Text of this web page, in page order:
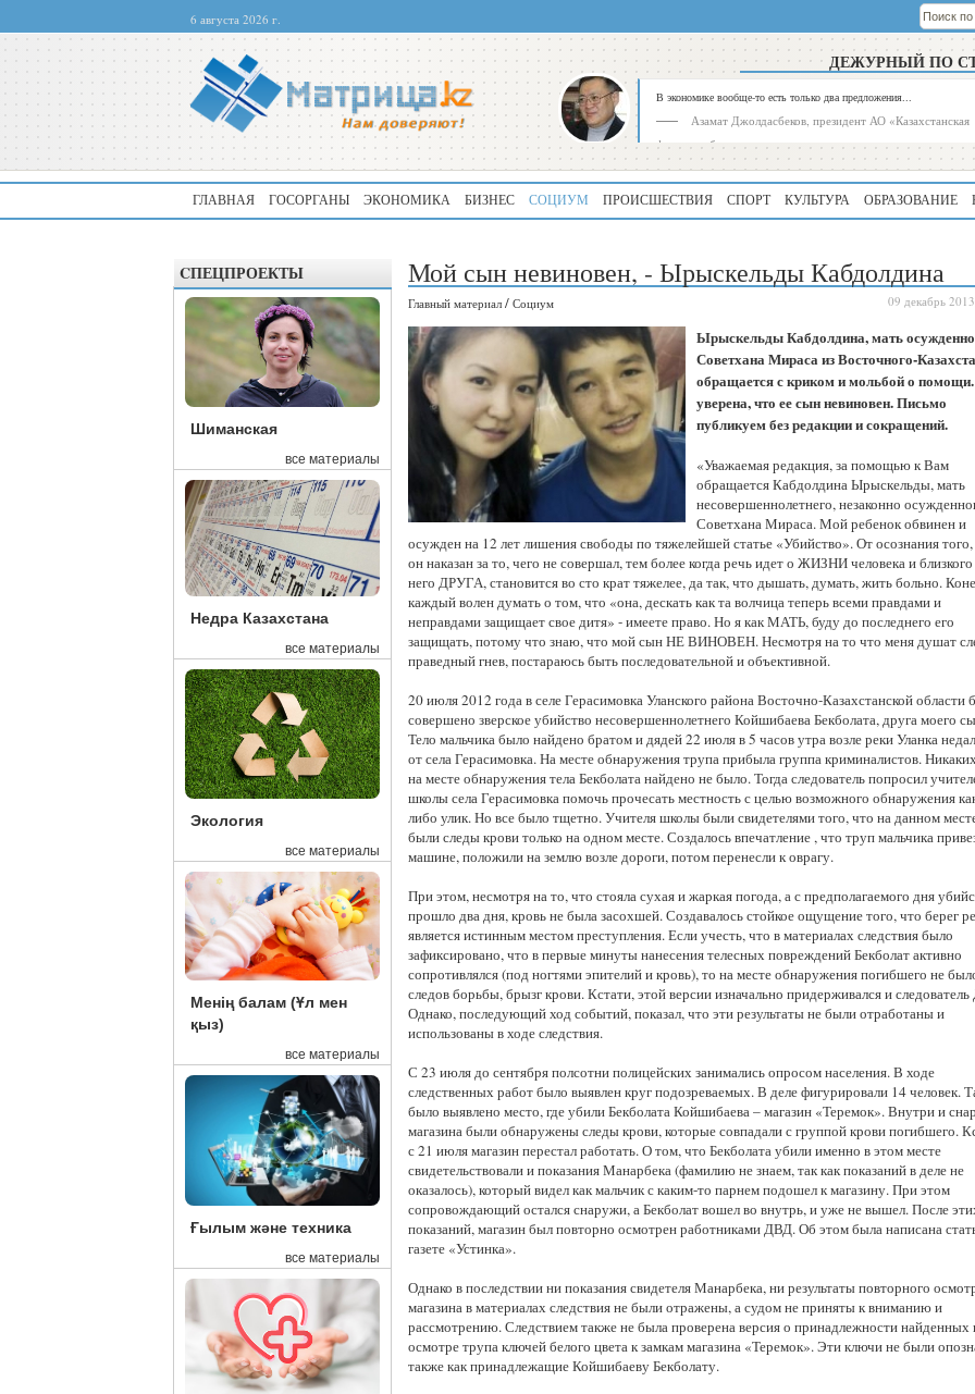
6 августа 2026 г.
ДЕЖУРНЫЙ ПО
В экономике вообще-то есть только два предложения...
Азамат Джолдасбеков, президент АО «Казахстанская
фондовая биржа»
ГЛАВНАЯ ГОСОРГАНЫ ЭКОНОМИКА БИЗНЕС СОЦИУМ ПРОИСШЕСТВИЯ СПОРТ КУЛЬТУРА ОБРАЗОВАНИЕ
CПЕЦПРОЕКТЫ
Шиманская
все материалы
Недра Казахстана
все материалы
Экология
все материалы
Менің балам (Ұл мен
қыз)
все материалы
Ғылым және техника
все материалы
Мой сын невиновен, - Ырыскельды Кабдолдина
Главный материал / Социум 09 декабрь
Ырыскельды Кабдолдина, мать
Советхана Мираса из Восточного-
обращается с криком и мольбой о
уверена, что ее сын невиновен. Письмо
публикуем без редакции и сокращений.
«Уважаемая редакция, за помощью к Вам
обращается Кабдолдина Ырыскельды, мать
несовершеннолетнего, незаконно
Советхана Мираса. Мой ребенок обвинен и
осужден на 12 лет лишения свободы по тяжелейшей статье «Убийство». От осознания того,
он наказан за то, чего не совершал, тем более когда речь идет о ЖИЗНИ человека и
него ДРУГА, становится во сто крат тяжелее, да так, что дышать, думать, жить больно.
каждый волен думать о том, что «она, дескать как та волчица теперь всеми правдами и
неправдами защищает свое дитя» - имеете право. Но я как МАТЬ, буду до последнего его
защищать, потому что знаю, что мой сын НЕ ВИНОВЕН. Несмотря на то что меня душат
праведный гнев, постараюсь быть последовательной и объективной.
20 июля 2012 года в селе Герасимовка Уланского района Восточно-Казахстанской области
совершено зверское убийство несовершеннолетнего Койшибаева Бекболата, друга моего
Тело мальчика было найдено братом и дядей 22 июля в 5 часов утра возле реки Уланка
от села Герасимовка. На месте обнаружения трупа прибыла группа криминалистов.
на месте обнаружения тела Бекболата найдено не было. Тогда следователь попросил
школы села Герасимовка помочь прочесать местность с целью возможного обнаружения
либо улик. Но все было тщетно. Учителя школы были свидетелями того, что на данном
были следы крови только на одном месте. Создалось впечатление , что труп мальчика
машине, положили на землю возле дороги, потом перенесли к оврагу.
При этом, несмотря на то, что стояла сухая и жаркая погода, а с предполагаемого дня
прошло два дня, кровь не была засохшей. Создавалось стойкое ощущение того, что берег
является истинным местом преступления. Если учесть, что в материалах следствия было
зафиксировано, что в первые минуты нанесения телесных повреждений Бекболат активно
сопротивлялся (под ногтями эпителий и кровь), то на месте обнаружения погибшего не
следов борьбы, брызг крови. Кстати, этой версии изначально придерживался и
Однако, последующий ход событий, показал, что эти результаты не были отработаны и
использованы в ходе следствия.
С 23 июля до сентября полсотни полицейских занимались опросом населения. В ходе
следственных работ было выявлен круг подозреваемых. В деле фигурировали 14 человек.
было выявлено место, где убили Бекболата Койшибаева – магазин «Теремок». Внутри и
магазина были обнаружены следы крови, которые совпадали с группой крови погибшего.
с 21 июля магазин перестал работать. О том, что Бекболата убили именно в этом месте
свидетельствовали и показания Манарбека (фамилию не знаем, так как показаний в деле не
оказалось), который видел как мальчик с каким-то парнем подошел к магазину. При этом
сопровождающий остался снаружи, а Бекболат вошел во внутрь, и уже не вышел. После
показаний, магазин был повторно осмотрен работниками ДВД. Об этом была написана
газете «Устинка».
Однако в последствии ни показания свидетеля Манарбека, ни результаты повторного
магазина в материалах следствия не были отражены, а судом не приняты к вниманию и
рассмотрению. Следствием также не была проверена версия о принадлежности найденных
осмотре трупа ключей белого цвета к замкам магазина «Теремок». Эти ключи не были
также как принадлежащие Койшибаеву Бекболату.
Рейтинг Регион
339
Алматинская
195
Туркестанская
180
Северо-
Казахстанская
область